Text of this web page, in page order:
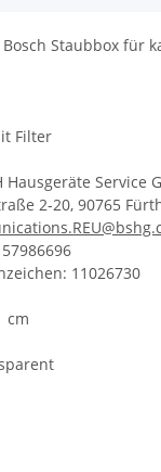
Staubbox für
Filter
Hausgeräte Service
2-20, 90765
11026730
cm